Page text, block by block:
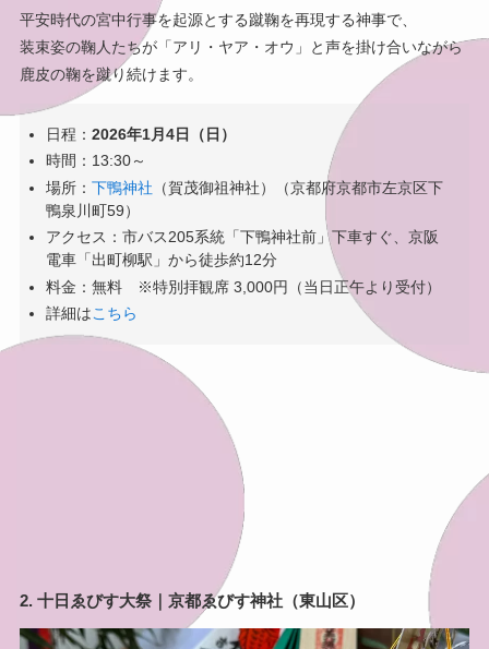
平安時代の宮中行事を起源とする蹴鞠を再現する神事で、
装束姿の鞠人たちが「アリ・ヤア・オウ」と声を掛け合いながら
鹿皮の鞠を蹴り続けます。
日程：2026年1月4日（日）
時間：13:30～
場所：下鴨神社 （賀茂御祖神社）（京都府京都市左京区下
鴨泉川町59）
アクセス：市バス205系統「下鴨神社前」下車すぐ、京阪
電車「出町柳駅」から徒歩約12分
料金：無料 ※特別拝観席 3,000円（当日正午より受付）
詳細はこちら
2. 十日ゑびす大祭｜京都ゑびす神社（東山区）